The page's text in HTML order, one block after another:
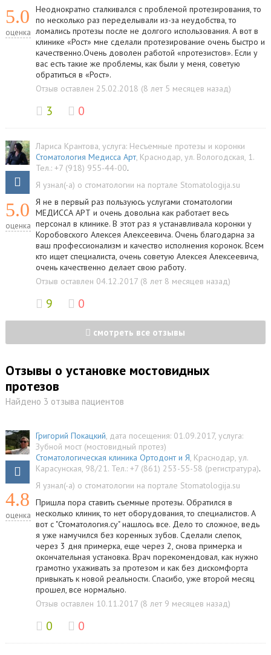
5.0
оценка
Неоднократно сталкивался с проблемой протезирования, то
по несколько раз переделывали из-за неудобства, то
ломались протезы после не долгого использования. А вот в
клинике «Рост» мне сделали протезирование очень быстро и
качественно.Очень доволен работой «протезистов». Если у
вас есть такие же проблемы, как были у меня, советую
обратиться в «Рост».
Отзыв оставлен 25.02.2018 (8 лет 5 месяцев назад)
3 0
5.0
оценка
Лариса Крантова, услуга: Несъемные протезы и коронки
Стоматология Медисса Арт, Краснодар, ул. Вологодская, 1.
Тел.: +7 (918) 955-44-00.
Я узнал(-а) о стоматологии на портале Stomatologija.su
Я не в первый раз пользуюсь услугами стоматологии
МЕДИССА АРТ и очень довольна как работает весь
персонал в клинике. В этот раз я устанавливала коронки у
Коробовского Алексея Алексеевича. Очень благодарна за
ваш профессионализм и качество исполнения коронок. Всем
кто ищет специалиста, очень советую Алексея Алексеевича,
очень качественно делает свою работу.
Отзыв оставлен 04.12.2017 (8 лет 8 месяцев назад)
9 0
смотреть все отзывы
Отзывы о установке мостовидных
протезов
Найдено 3 отзыва пациентов
4.8
оценка
Григорий Покацкий, дата посещения: 01.09.2017, услуга:
Зубной мост (мостовидный протез)
Стоматологическая клиника Ортодонт и Я, Краснодар, ул.
Карасунская, 98/21. Тел.: +7 (861) 253-55-58 (регистратура).
Я узнал(-а) о стоматологии на портале Stomatologija.su
Пришла пора ставить съемные протезы. Обратился в
несколько клиник, то нет оборудования, то специалистов. А
вот с "Стоматология.су" нашлось все. Дело то сложное, ведь
я уже намучился без коренных зубов. Сделали слепок,
через 3 дня примерка, еще через 2, снова примерка и
окончательная установка. Врач порекомендовал, как нужно
грамотно ухаживать за протезом и как без дискомфорта
привыкать к новой реальности. Спасибо, уже второй месяц
прошел, все нормально.
Отзыв оставлен 10.11.2017 (8 лет 9 месяцев назад)
0 0